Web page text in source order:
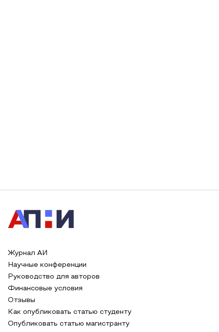
Журнал АИ
Научные конференции
Руководство для авторов
Финансовые условия
Отзывы
Как опубликовать статью студенту
Опубликовать статью магистранту